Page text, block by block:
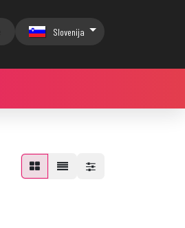
Slovenija